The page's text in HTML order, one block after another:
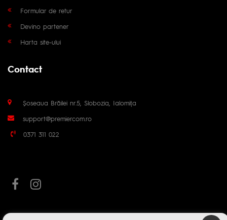
Formular de retur
Devino partener
Harta site-ului
Contact
Șoseaua Brăilei nr.5, Slobozia, Ialomița
support@premiercom.ro
0371 311 022